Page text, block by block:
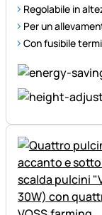
Regolabile in
Per un
Con fusibile